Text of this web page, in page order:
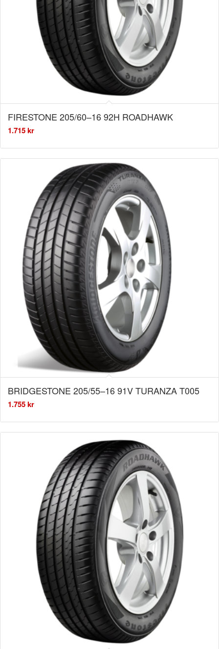
FIRESTONE 205/60–16 92H ROADHAWK
1.715kr
BRIDGESTONE 205/55–16 91V TURANZA T005
1.755kr